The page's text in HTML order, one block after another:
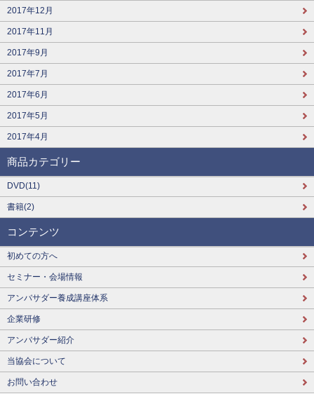
2017年12月
2017年11月
2017年9月
2017年7月
2017年6月
2017年5月
2017年4月
商品カテゴリー
DVD(11)
書籍(2)
コンテンツ
初めての方へ
セミナー・会場情報
アンバサダー養成講座体系
企業研修
アンバサダー紹介
当協会について
お問い合わせ